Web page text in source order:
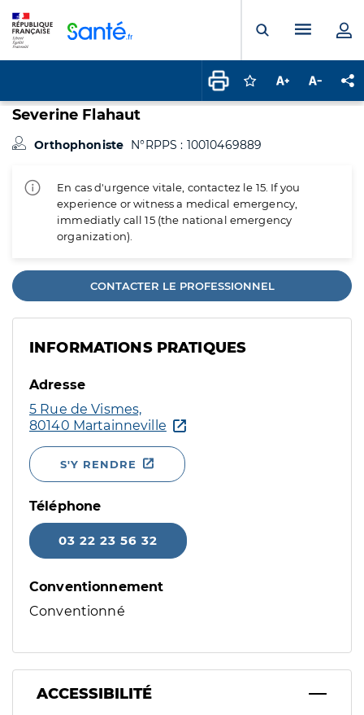
Ouvrir laMenu
Connectez-vous
Augmenter la
Severine Flahaut
Orthophoniste N°RPPS : 10010469889
En cas d'urgence vitale, contactez le 15. If you
experience or witness a medical emergency,
immediatly call 15 (the national emergency
organization).
CONTACTER LE PROFESSIONNEL
INFORMATIONS PRATIQUES
Adresse
5 Rue de Vismes,
80140 Martainneville
S'Y RENDRE
Téléphone
03 22 23 56 32
Conventionnement
Conventionné
ACCESSIBILITÉ